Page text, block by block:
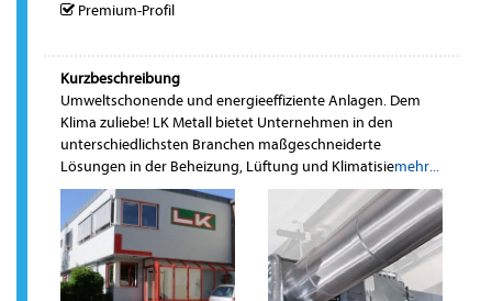
Premium-Profil
Kurzbeschreibung
Umweltschonende und energieeffiziente Anlagen. Dem
Klima zuliebe! LK Metall bietet Unternehmen in den
unterschiedlichsten Branchen maßgeschneiderte
Lösungen in der Beheizung, Lüftung und Klimatisiemehr...